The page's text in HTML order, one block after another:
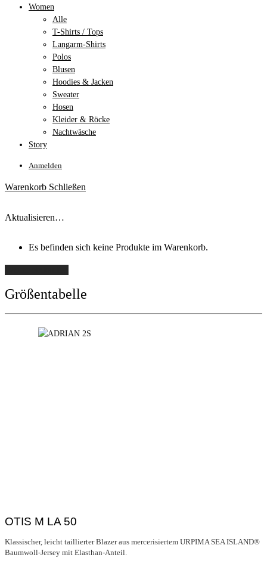
Women
Alle
T-Shirts / Tops
Langarm-Shirts
Polos
Blusen
Hoodies & Jacken
Sweater
Hosen
Kleider & Röcke
Nachtwäsche
Story
Anmelden
Warenkorb Schließen
Aktualisieren…
Es befinden sich keine Produkte im Warenkorb.
Größentabelle
OTIS M LA 50
Klassischer, leicht taillierter Blazer aus mercerisiertem URPIMA SEA ISLAND®
Baumwoll-Jersey mit Elasthan-Anteil.